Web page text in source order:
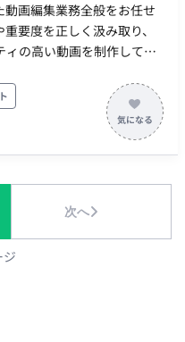
画編集業務全般をお任せ
要度を正しく汲み取り、
の高い動画を制作してい
、以下の動画編集作業を担
ット作業、テロップ挿入、
容に合わせた参考映像や画
。 メイン ・
・
ショ
?
次へ
ジ